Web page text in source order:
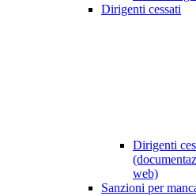
Dirigenti cessati
Dirigenti
web)
Sanzioni per